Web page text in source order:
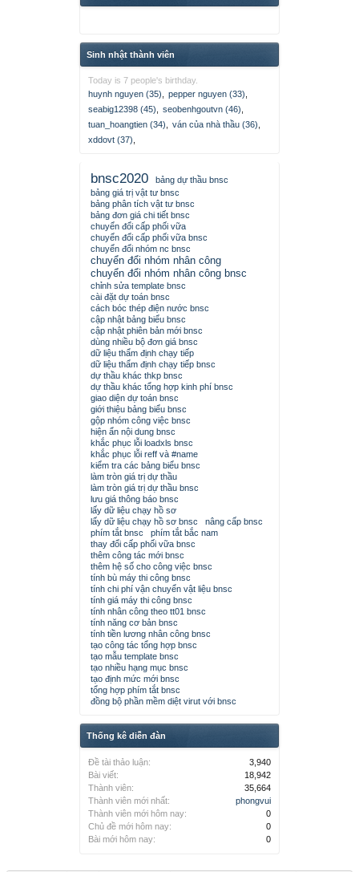
Sinh nhật thành viên
Today is 7 people's birthday.
huynh nguyen (35)
pepper nguyen (33)
seabig12398 (45)
seobenhgoutvn (46)
tuan_hoangtien (34)
ván của nhà thầu (36)
xddovt (37)
bnsc2020
bảng dự thầu bnsc
bảng giá trị vật tư bnsc
bảng phân tích vật tư bnsc
bảng đơn giá chi tiết bnsc
chuyển đổi cấp phối vữa
chuyển đổi cấp phối vữa bnsc
chuyển đổi nhóm nc bnsc
chuyển đổi nhóm nhân công
chuyển đổi nhóm nhân công bnsc
chỉnh sửa template bnsc
cài đặt dự toán bnsc
cách bóc thép điện nước bnsc
cập nhật bảng biểu bnsc
cập nhật phiên bản mới bnsc
dùng nhiều bộ đơn giá bnsc
dữ liệu thẩm định chạy tiếp
dữ liệu thẩm định chạy tiếp bnsc
dự thầu khác thkp bnsc
dự thầu khác tổng hợp kinh phí bnsc
giao diện dự toán bnsc
giới thiệu bảng biểu bnsc
gộp nhóm công việc bnsc
hiện ẩn nội dung bnsc
khắc phục lỗi loadxls bnsc
khắc phục lỗi reff và #name
kiểm tra các bảng biểu bnsc
làm tròn giá trị dự thầu
làm tròn giá trị dự thầu bnsc
lưu giá thông báo bnsc
lấy dữ liệu chạy hồ sơ
lấy dữ liệu chạy hồ sơ bnsc
nâng cấp bnsc
phím tắt bnsc
phím tắt bắc nam
thay đổi cấp phối vữa bnsc
thêm công tác mới bnsc
thêm hệ số cho công việc bnsc
tính bù máy thi công bnsc
tính chi phí vận chuyển vật liệu bnsc
tính giá máy thi công bnsc
tính nhân công theo tt01 bnsc
tính năng cơ bản bnsc
tính tiền lương nhân công bnsc
tạo công tác tổng hợp bnsc
tạo mẫu template bnsc
tạo nhiều hạng mục bnsc
tạo định mức mới bnsc
tổng hợp phím tắt bnsc
đồng bộ phần mềm diệt virut với bnsc
Thống kê diễn đàn
Đề tài thảo luận:
3,940
Bài viết:
18,942
Thành viên:
35,664
Thành viên mới nhất:
phongvui
Thành viên mới hôm nay:
0
Chủ đề mới hôm nay:
0
Bài mới hôm nay:
0